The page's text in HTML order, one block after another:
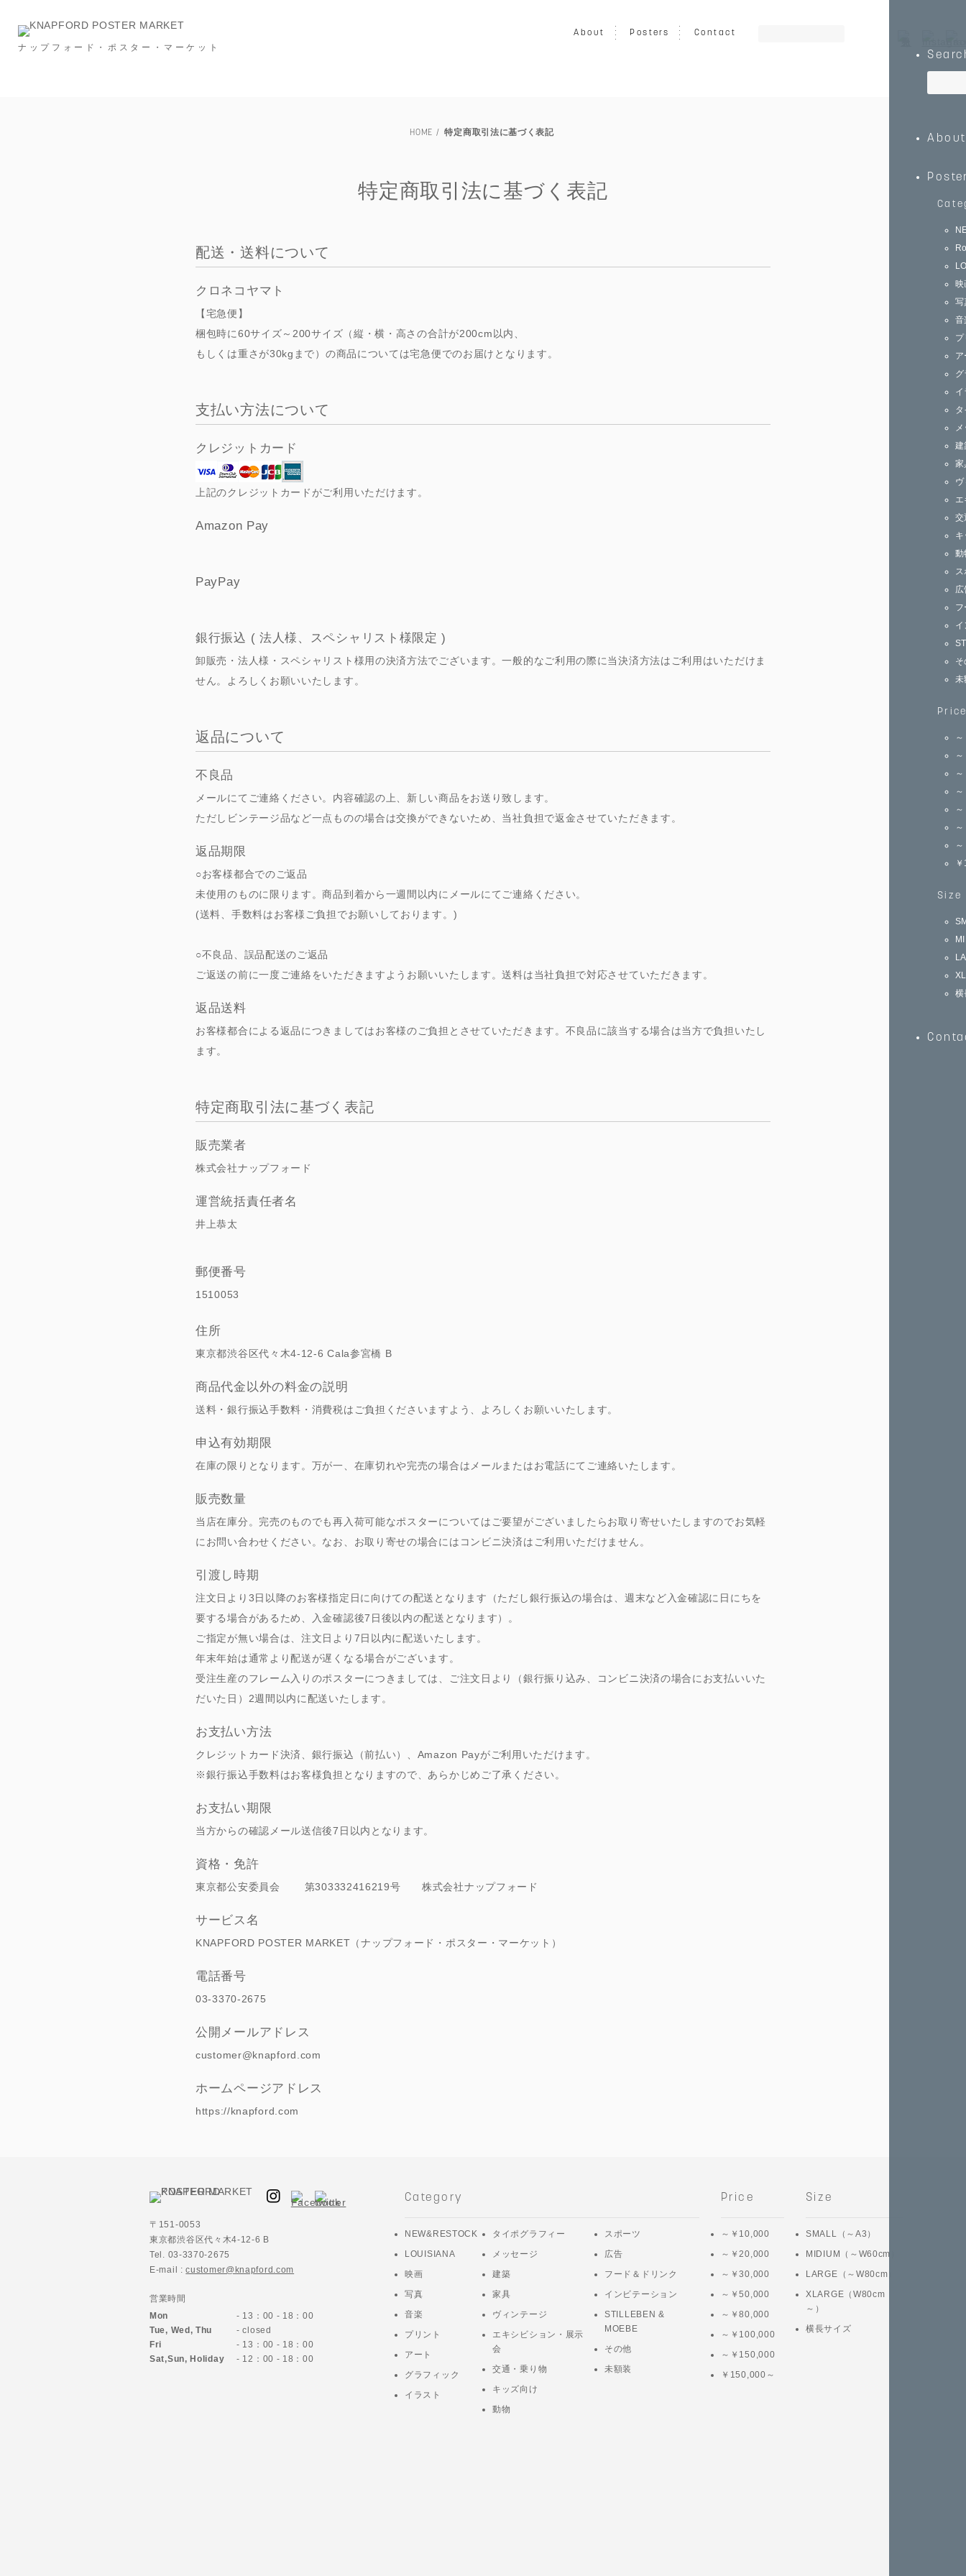
ナップフォード・ポスター・マーケット
About Posters
STILLEBEN & MOEBE その他 未額装
～￥20,000 ～￥30,000
MIDIUM（～W60cm） LARGE（～W80cm） XLARGE（W80cm～）
Contact
About
写
音
建
家
交
動
未
Price
Size
横
HOME 特定商取引法に基づく表記
特定商取引法に基づく表記
配送・送料について
クロネコヤマト
【宅急便】
梱包時に60サイズ～200サイズ（縦・横・高さの合計が200cm以内、
もしくは重さが30kgまで）の商品については宅急便でのお届けとなります。
支払い方法について
クレジットカード
上記のクレジットカードがご利用いただけます。
Amazon Pay
PayPay
銀行振込 ( 法人様、スペシャリスト様限定 )
卸販売・法人様・スペシャリスト様用の決済方法でございます。一般的なご利用の際に当決済方法はご利用はいただけま
せん。よろしくお願いいたします。
返品について
不良品
メールにてご連絡ください。内容確認の上、新しい商品をお送り致します。
ただしビンテージ品など一点ものの場合は交換ができないため、当社負担で返金させていただきます。
返品期限
○お客様都合でのご返品
未使用のものに限ります。商品到着から一週間以内にメールにてご連絡ください。
(送料、手数料はお客様ご負担でお願いしております。)
○不良品、誤品配送のご返品
ご返送の前に一度ご連絡をいただきますようお願いいたします。送料は当社負担で対応させていただきます。
返品送料
お客様都合による返品につきましてはお客様のご負担とさせていただきます。不良品に該当する場合は当方で負担いたし
ます。
特定商取引法に基づく表記
販売業者
株式会社ナップフォード
運営統括責任者名
井上恭太
郵便番号
1510053
住所
東京都渋谷区代々木4-12-6 Cala参宮橋 B
商品代金以外の料金の説明
送料・銀行振込手数料・消費税はご負担くださいますよう、よろしくお願いいたします。
申込有効期限
在庫の限りとなります。万が一、在庫切れや完売の場合はメールまたはお電話にてご連絡いたします。
販売数量
当店在庫分。完売のものでも再入荷可能なポスターについてはご要望がございましたらお取り寄せいたしますのでお気軽
にお問い合わせください。なお、お取り寄せの場合にはコンビニ決済はご利用いただけません。
引渡し時期
注文日より3日以降のお客様指定日に向けての配送となります（ただし銀行振込の場合は、週末など入金確認に日にちを
要する場合があるため、入金確認後7日後以内の配送となります）。
ご指定が無い場合は、注文日より7日以内に配送いたします。
年末年始は通常より配送が遅くなる場合がございます。
受注生産のフレーム入りのポスターにつきましては、ご注文日より（銀行振り込み、コンビニ決済の場合にお支払いいた
だいた日）2週間以内に配送いたします。
お支払い方法
クレジットカード決済、銀行振込（前払い）、Amazon Payがご利用いただけます。
※銀行振込手数料はお客様負担となりますので、あらかじめご了承ください。
お支払い期限
当方からの確認メール送信後7日以内となります。
資格・免許
東京都公安委員会 第303332416219号 株式会社ナップフォード
サービス名
KNAPFORD POSTER MARKET（ナップフォード・ポスター・マーケット）
電話番号
03-3370-2675
公開メールアドレス
customer@knapford.com
ホームページアドレス
https://knapford.com
〒151-0053
東京都渋谷区代々木4-12-6 B
Tel. 03-3370-2675
E-mail :customer@knapford.com
営業時間
Mon
- 13：00 - 18：00
Tue, Wed, Thu
- closed
Fri
- 13：00 - 18：00
Sat,Sun, Holiday - 12：00 - 18：00
Category
NEW&RESTOCK
LOUISIANA
映画
写真
音楽
プリント
アート
グラフィック
イラスト
タイポグラフィー
メッセージ
建築
家具
ヴィンテージ
エキシビション・展示
会
交通・乗り物
キッズ向け
動物
スポーツ
広告
フード＆ドリンク
インビテーション
STILLEBEN &
MOEBE
その他
未額装
Price
～￥10,000
～￥20,000
～￥30,000
～￥50,000
～￥80,000
～￥100,000
～￥150,000
￥150,000～
Size
SMALL（～A3）
MIDIUM（～W60cm）
LARGE（～W80cm）
XLARGE（W80cm
～）
横長サイズ